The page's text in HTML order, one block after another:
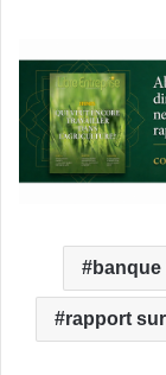
banque
rapport